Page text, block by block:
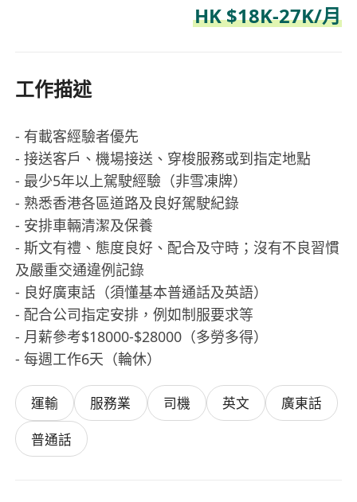
HK $18K-27K/月
工作描述
- 有載客經驗者優先
- 接送客戶、機場接送、穿梭服務或到指定地點
- 最少5年以上駕駛經驗（非雪凍牌）
- 熟悉香港各區道路及良好駕駛紀錄
- 安排車輛清潔及保養
- 斯文有禮、態度良好、配合及守時；沒有不良習慣
及嚴重交通違例記錄
- 良好廣東話（須懂基本普通話及英語）
- 配合公司指定安排，例如制服要求等
- 月薪參考$18000-$28000（多勞多得）
- 每週工作6天（輪休）
運輸 服務業 司機 英文
廣東話
普通話